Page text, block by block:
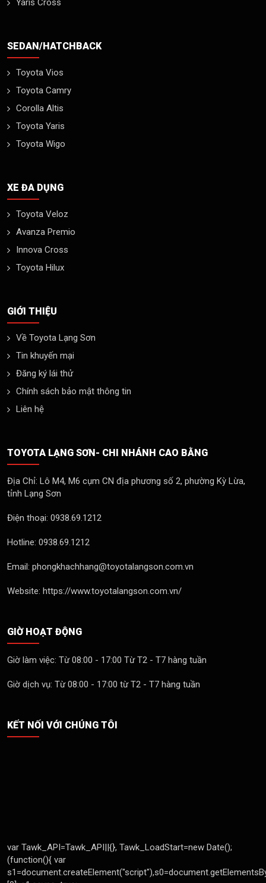
Yaris Cross
SEDAN/HATCHBACK
Toyota Vios
Toyota Camry
Corolla Altis
Toyota Yaris
Toyota Wigo
XE ĐA DỤNG
Toyota Veloz
Avanza Premio
Innova Cross
Toyota Hilux
GIỚI THIỆU
Về Toyota Lạng Sơn
Tin khuyến mại
Đăng ký lái thử
Chính sách bảo mật thông tin
Liên hệ
TOYOTA LẠNG SƠN- CHI NHÁNH CAO BẰNG
Địa Chỉ: Lô M4, M6 cụm CN địa phương số 2, phường Kỳ Lừa,
tỉnh Lạng Sơn
Điện thoại: 0938.69.1212
Hotline: 0938.69.1212
Email: phongkhachhang@toyotalangson.com.vn
Website: https://www.toyotalangson.com.vn/
GIỜ HOẠT ĐỘNG
Giờ làm việc: Từ 08:00 - 17:00 Từ T2 - T7 hàng tuần
Giờ dịch vụ: Từ 08:00 - 17:00 từ T2 - T7 hàng tuần
KẾT NỐI VỚI CHÚNG TÔI